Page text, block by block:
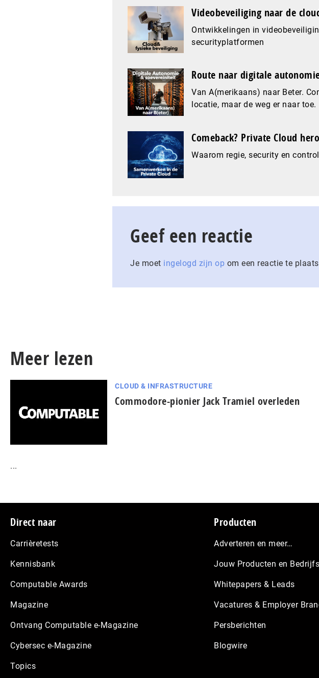
Videobeveiliging naar de
Ontwikkelingen in
securityplatformen
Route naar digitale
Van A(merikaans) naar Beter.
locatie, maar de weg er naar toe.
Comeback? Private Cloud
Waarom regie, security en
Geef een reactie
Je moet ingelogd zijn op om een reactie te
Meer lezen
CLOUD & INFRASTRUCTURE
Commodore-pionier Jack Tramiel overleden
...
Footer
Direct naar
Carrièretests
Kennisbank
Computable Awards
Magazine
Ontvang Computable e-Magazine
Cybersec e-Magazine
Topics
Producten
Adverteren en meer…
Jouw Producten en
Whitepapers & Leads
Vacatures & Employer
Persberichten
Blogwire